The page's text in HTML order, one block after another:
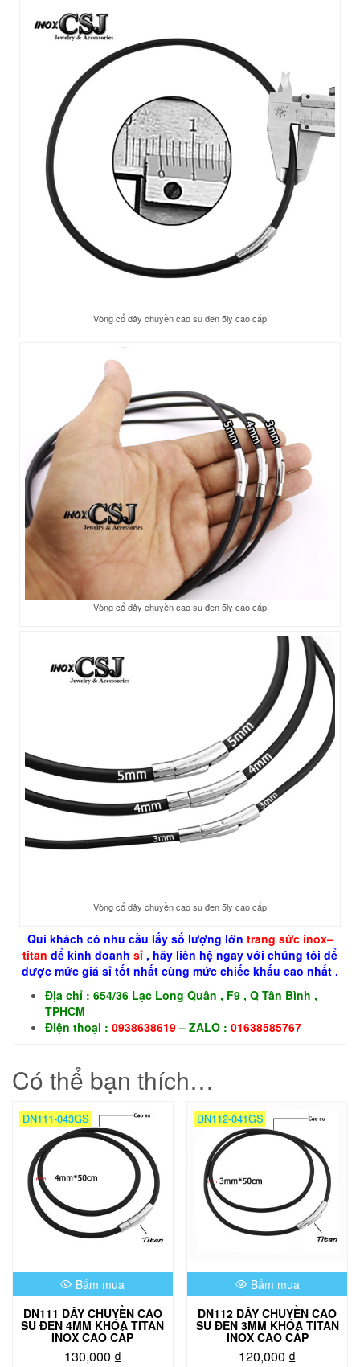
Vòng cổ dây chuyền cao su đen 5ly cao cấp
Vòng cổ dây chuyền cao su đen 5ly cao cấp
Vòng cổ dây chuyền cao su đen 5ly cao cấp
Quí khách có nhu cầu lấy số lượng lớn trang sức inox–
titan để kinh doanh sỉ , hãy liên hệ ngay với chúng tôi để
được mức giá sỉ tốt nhất cùng mức chiếc khấu cao nhất .
Địa chỉ : 654/36 Lạc Long Quân , F9 , Q Tân Bình ,
TPHCM
Điện thoại : 0938638619– ZALO : 01638585767
Có thể bạn thích…
DN111-043GS
Bấm mua
DN111 DÂY CHUYỀN CAO
SU ĐEN 4MM KHÓA TITAN
INOX CAO CẤP
130,000 ₫
DN112-041GS
Bấm mua
DN112 DÂY CHUYỀN CAO
SU ĐEN 3MM KHÓA TITAN
INOX CAO CẤP
120,000 ₫